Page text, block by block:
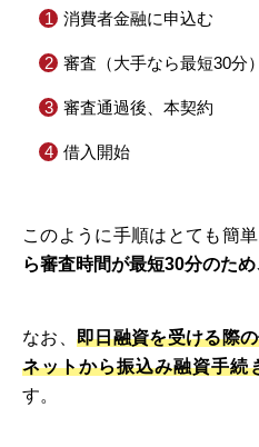
消費者金融に申込む
審査（大手なら最短30分）
審査通過後、本契約
借入開始
このように手順はとても簡単
ら審査時間が最短30分のた
なお、 即日融資を受ける際
ネットから振込み融資手続
す。